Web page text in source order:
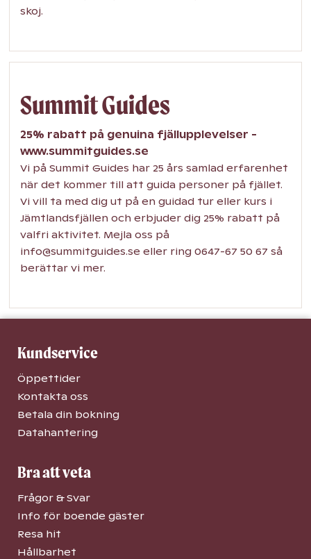
skoj.
Summit Guides
25% rabatt på genuina fjällupplevelser -
www.summitguides.se
Vi på Summit Guides har 25 års samlad erfarenhet
när det kommer till att guida personer på fjället.
Vi vill ta med dig ut på en guidad tur eller kurs i
Jämtlandsfjällen och erbjuder dig 25% rabatt på
valfri aktivitet. Mejla oss på
info@summitguides.se eller ring 0647-67 50 67 så
berättar vi mer.
Kundservice
Öppettider
Kontakta oss
Betala din bokning
Datahantering
Bra att veta
Frågor & Svar
Info för boende gäster
Resa hit
Hållbarhet